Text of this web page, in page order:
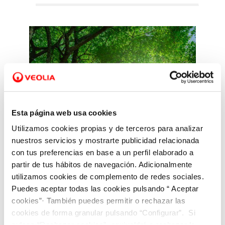
Esta página web usa cookies
Utilizamos cookies propias y de terceros para analizar
nuestros servicios y mostrarte publicidad relacionada
con tus preferencias en base a un perfil elaborado a
partir de tus hábitos de navegación. Adicionalmente
utilizamos cookies de complemento de redes sociales.
Puedes aceptar todas las cookies pulsando “ Aceptar
cookies”· También puedes permitir o rechazar las
cookies de forma granular pulsando “Configurar”. Si
Egokitzapena eta
arintzea